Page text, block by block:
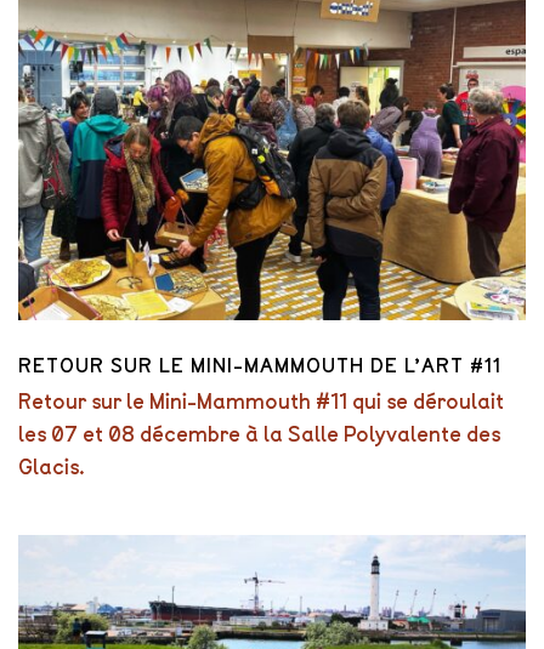
RETOUR SUR LE MINI-MAMMOUTH DE L’ART #11
Retour sur le Mini-Mammouth #11 qui se déroulait
les 07 et 08 décembre à la Salle Polyvalente des
Glacis.